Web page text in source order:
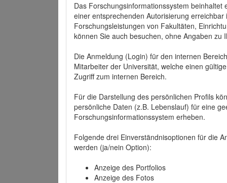
Das Forschungsinformationssystem beinhaltet
einer entsprechenden Autorisierung
Forschungsleistungen von Fakultäten,
können Sie auch besuchen, ohne Angaben zu
Die Anmeldung (Login) für den internen
Mitarbeiter der Universität, welche einen
Zugriff zum internen Bereich.
Für die Darstellung des persönlichen Profils
persönliche Daten (z.B. Lebenslauf) für eine
Forschungsinformationssystem erheben.
Folgende drei Einverständnisoptionen für die
werden (ja/nein Option):
Anzeige des Portfolios
Anzeige des Fotos